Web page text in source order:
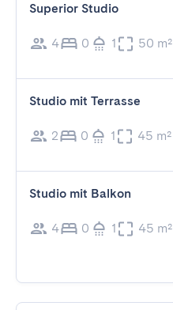
Superior Studio
4 0 1 50 m²
Studio mit Terrasse
2 0 1 45 m²
Studio mit Balkon
4 0 1 45 m²